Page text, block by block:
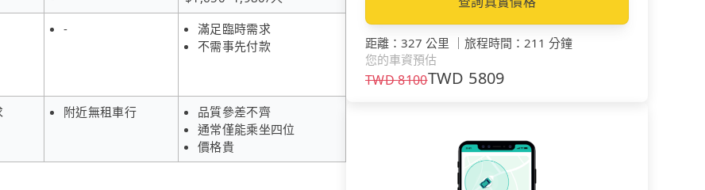
-
滿足臨時需求
不需事先付款
附近無租車行
品質參差不齊
通常僅能乘坐四位
價格貴
距離 ： 327 公里 ｜ 旅程時間 ： 211 分鐘
您的車資預估
TWD8100TWD 5809